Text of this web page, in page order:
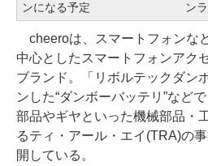
ンになる予定
ン
cheeroは、スマートフォンな
中心としたスマートフォンアク
ブランド。「リボルテックダン
ンした“ダンボーバッテリ”など
部品やギヤといった機械部品・
るティ・アール・エイ(TRA)の
開している。